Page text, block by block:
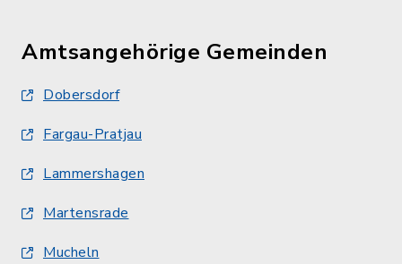
Amtsangehörige Gemeinden
Dobersdorf
Fargau-Pratjau
Lammershagen
Martensrade
Mucheln